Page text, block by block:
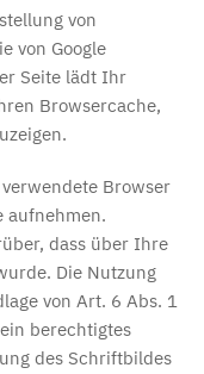
von
von Google
Seite lädt Ihr
Browsercache,
Browser
aufnehmen.
dass über Ihre
Die Nutzung
von Art. 6 Abs. 1
berechtigtes
des Schriftbildes